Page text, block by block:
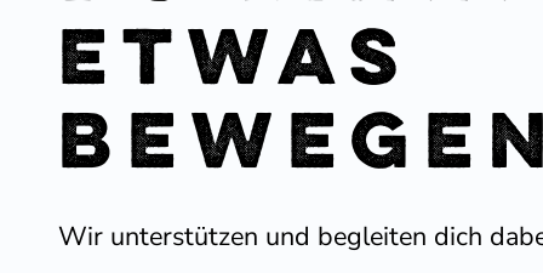
etwas
Wir unter­stützen und begleiten dich